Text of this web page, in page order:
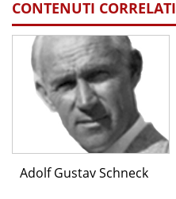
CONTENUTI CORRELATI
Adolf Gustav Schneck